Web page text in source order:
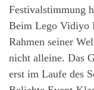
Festivalstimmung
Beim Lego Vidiyo
Rahmen seiner
nicht alleine. Das
erst im Laufe des